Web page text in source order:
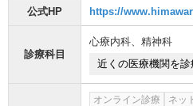
公式HP https://
診療科目
心療内科、 精神科
近くの医療機関を
オンライン診療 ネッ